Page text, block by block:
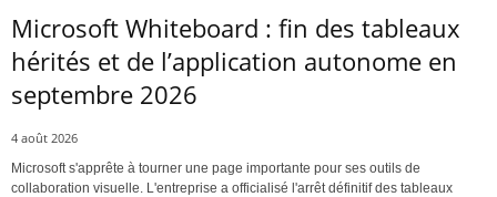
Microsoft Whiteboard : fin des tableaux
hérités et de l’application autonome en
septembre 2026
4 août 2026
Microsoft s'apprête à tourner une page importante pour ses outils de
collaboration visuelle. L'entreprise a officialisé l'arrêt définitif des tableaux